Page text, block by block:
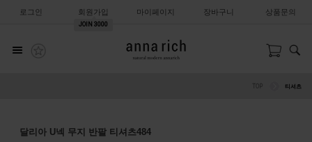
로그인 회원가입
JOIN 3000
마이페이지 장바구니 상품문의
티셔츠
달리아 U넥 무지 반팔 티셔츠484